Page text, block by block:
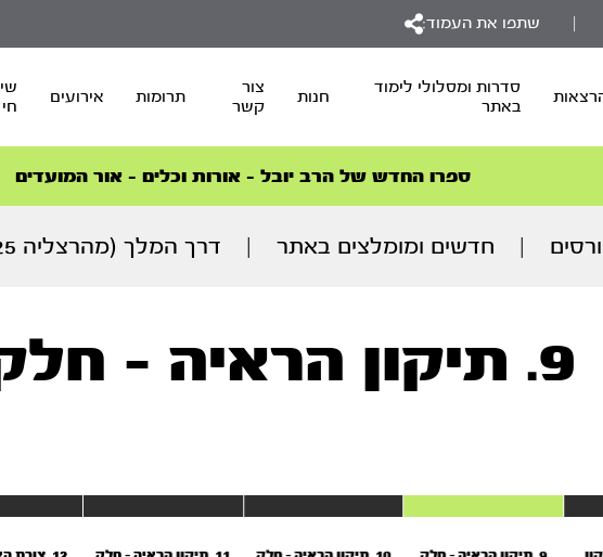
שתפו את העמוד:
סדרות ומסלולי לימוד
באתר
חנות
צור
קשר
תרומות אירועים
חי
סדרות הפודקאסטים
הסדרה המובילה החודש – דרך המלך
ספרו החדש של הרב יובל – אורות וכלים – אור המועדים
הצטרפו למהפכת הבריאות הטבעית >
סדרות הפודקאסטים
הסדרה המובילה החודש – דרך המלך
חדשים ומומלצים באתר דרך המלך (מהרצליה 18.02.25)
9. תיקון הראיה - חלק א'